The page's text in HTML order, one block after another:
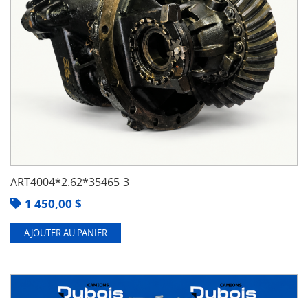
ART4004*2.62*35465-3
1 450,00 $
AJOUTER AU PANIER